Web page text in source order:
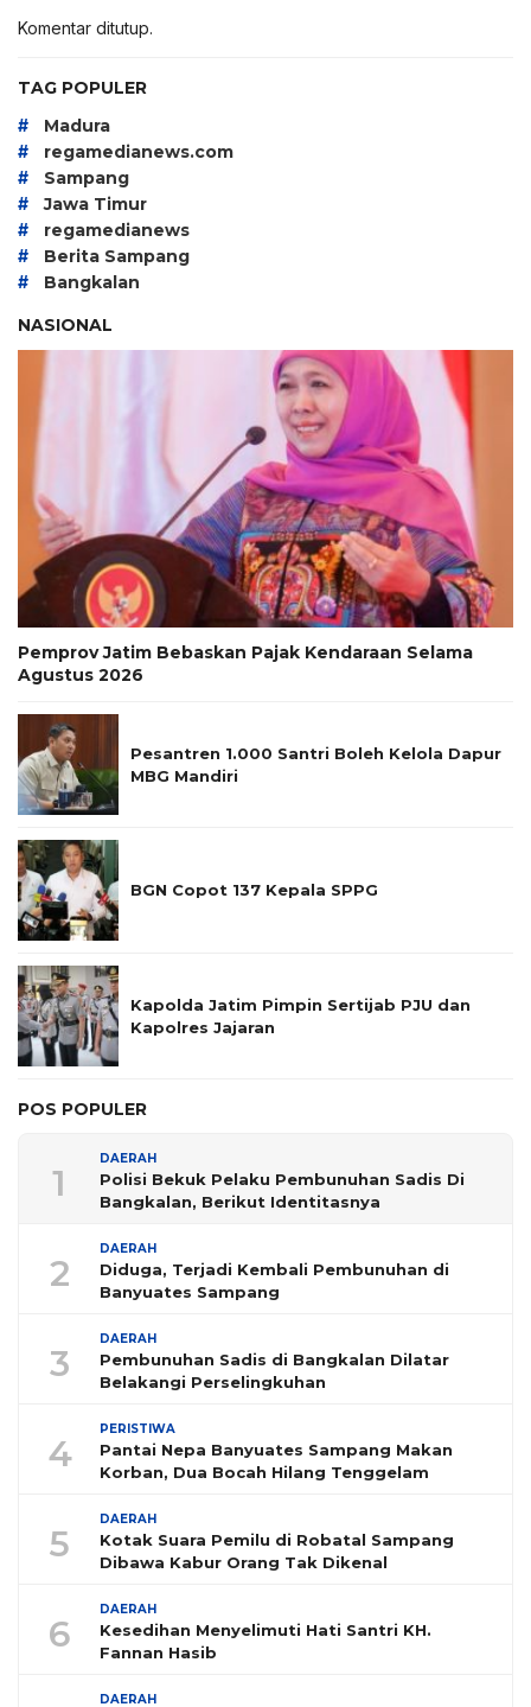
Komentar ditutup.
TAG POPULER
# Madura
# regamedianews.com
# Sampang
# Jawa Timur
# regamedianews
# Berita Sampang
#
Bangkalan
NASIONAL
Pemprov Jatim Bebaskan Pajak Kendaraan Selama
Agustus 2026
Pesantren 1.000 Santri Boleh Kelola Dapur
MBG Mandiri
BGN Copot 137 Kepala SPPG
Kapolda Jatim Pimpin Sertijab PJU dan
Kapolres Jajaran
POS POPULER
1
DAERAH
Polisi Bekuk Pelaku Pembunuhan Sadis Di
Bangkalan, Berikut Identitasnya
2
DAERAH
Diduga, Terjadi Kembali Pembunuhan di
Banyuates Sampang
3
DAERAH
Pembunuhan Sadis di Bangkalan Dilatar
Belakangi Perselingkuhan
4
PERISTIWA
Pantai Nepa Banyuates Sampang Makan
Korban, Dua Bocah Hilang Tenggelam
5
DAERAH
Kotak Suara Pemilu di Robatal Sampang
Dibawa Kabur Orang Tak Dikenal
6
DAERAH
Kesedihan Menyelimuti Hati Santri KH.
Fannan Hasib
DAERAH